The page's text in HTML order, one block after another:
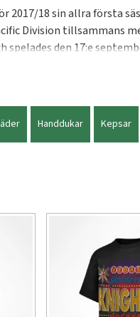
2017/18 sin allra första
Division tillsammans
den 17:e
Handdukar Kepsar